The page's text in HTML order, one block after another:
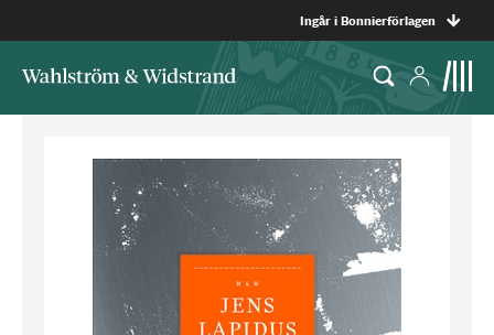
Ingår i Bonnierförlagen